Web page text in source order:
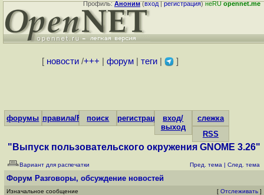
Профиль:Аноним(вход|регистрация)неRUopennet.me
[ новости/+++ форум| теги| ]
форумы правила/FAQпоиск регистрациявход/
выход
слежка
RSS
"Выпуск пользовательского окружения GNOME 3.26"
Вариант для распечатки Пред. тема | След. тема
Форум Разговоры, обсуждение новостей
Изначальное сообщение [ Отслеживать ]